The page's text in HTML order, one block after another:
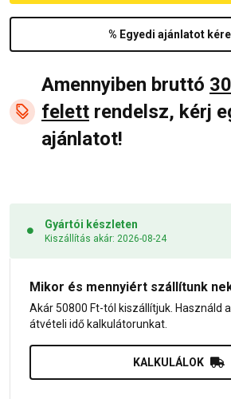
% Egyedi ajánlatot
Amennyiben bruttó
felett rendelsz, kérj
ajánlatot!
Gyártói készleten
Kiszállítás akár: 2026-08-24
Mikor és mennyiért szállítunk
Akár 50800 Ft-tól kiszállítjuk. Használd
átvételi idő kalkulátorunkat.
KALKULÁLOK